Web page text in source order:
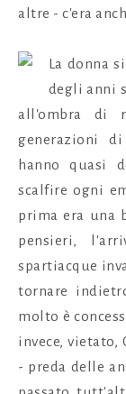
altre - c'era
La donna
degli anni
all'ombra di
generazioni
hanno quasi
scalfire ogni
prima era una
pensieri,
spartiacque
tornare
molto è
invece, vietato,
- preda delle